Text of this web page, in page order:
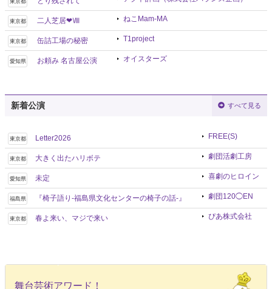
東京都 二人芝居❤Ⅷ ねこMam-MA
東京都 缶詰工場の秘密 T1project
愛知県 お頼み 名古屋公演 オイスターズ
新着公演 すべて見る
東京都 Letter2026 FREE(S)
東京都 大きく出たハリボテ 劇団活劇工房
愛知県 未定 喜劇のヒロイン
福島県 『椅子語り-福島県文化センターの椅子の話-』 劇団120◯EN
東京都 春よ来い、マジで来い ぴあ株式会社
舞台芸術アワード！